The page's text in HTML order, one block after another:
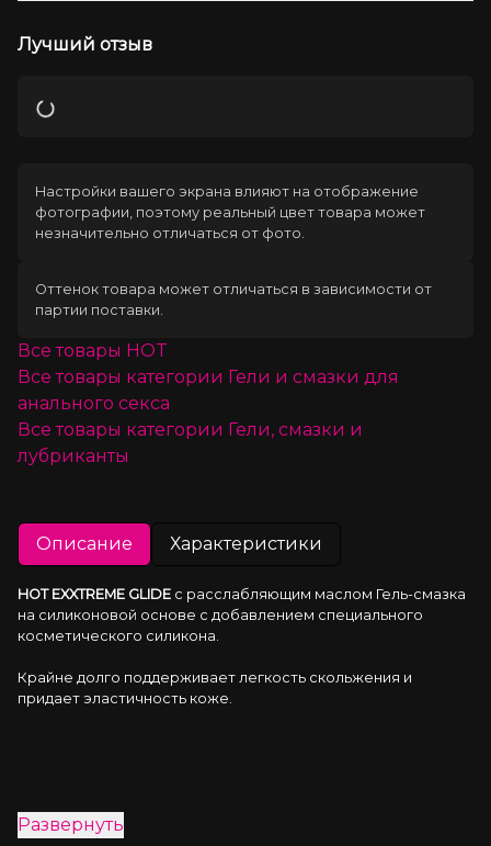
Лучший отзыв
Загрузка
Настройки вашего экрана влияют на отображение
фотографии, поэтому реальный цвет товара может
незначительно отличаться от фото.
Оттенок товара может отличаться в зависимости от
партии поставки.
Все товары HOT
Все товары категории Гели и смазки для
анального секса
Все товары категории Гели, смазки и
лубриканты
Описание Характеристики
HOT EXXTREME GLIDE с расслабляющим маслом Гель-смазка
на силиконовой основе с добавлением специального
косметического силикона.
Крайне долго поддерживает легкость скольжения и
придает эластичность коже.
Развернуть